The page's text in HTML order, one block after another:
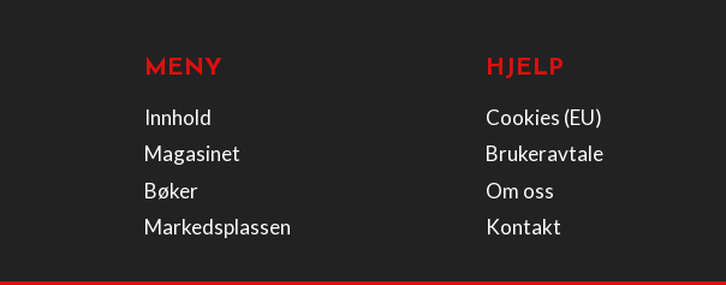
MENY
Innhold
Magasinet
Bøker
Markedsplassen
HJELP
Cookies (EU)
Brukeravtale
Om oss
Kontakt